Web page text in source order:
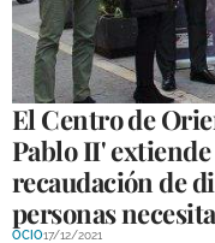
El Centro de
Pablo II' extiende
recaudación de
personas
OCIO17/12/2021